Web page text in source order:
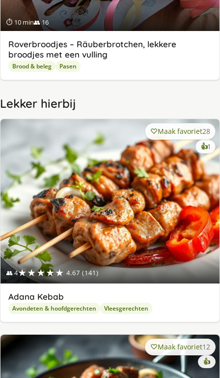
⏱ 10 min👥 16
Roverbroodjes – Räuberbrotchen, lekkere
broodjes met een vulling
Brood & beleg Pasen
Lekker hierbij
👥 4★★★★★ 4.67 (141)
Maak favoriet28
👍1
Adana Kebab
Avondeten & hoofdgerechten Vleesgerechten
Maak favoriet12
👍